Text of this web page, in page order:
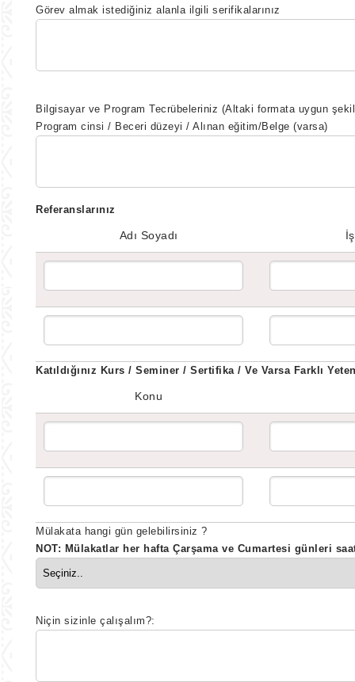
Görev almak istediğiniz alanla ilgili serifikalarınız
Bilgisayar ve Program Tecrübeleriniz (Altaki formata uygun
Program cinsi / Beceri düzeyi / Alınan eğitim/Belge (varsa)
Referanslarınız
Adı Soyadı
Katıldığınız Kurs / Seminer / Sertifika / Ve Varsa Farklı
Konu
Mülakata hangi gün gelebilirsiniz ?
NOT: Mülakatlar her hafta Çarşama ve Cumartesi günleri
Niçin sizinle çalışalım?: